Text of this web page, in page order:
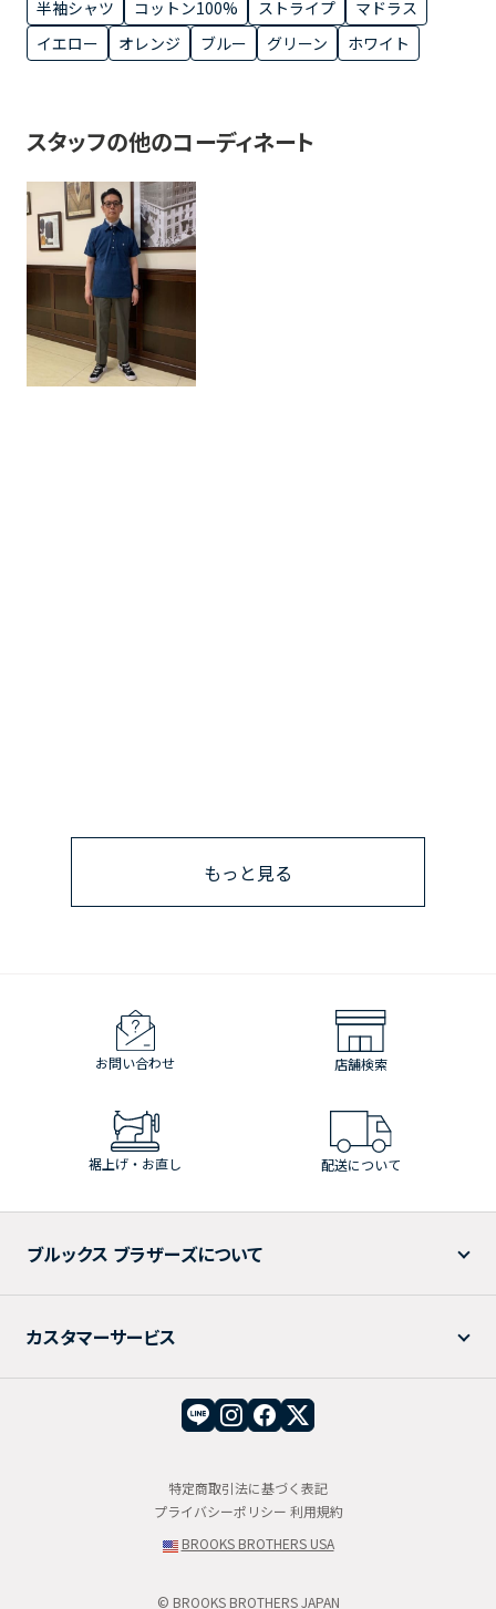
半袖シャツ
コットン100% ストライプ
マドラス
イエロー
オレンジ ブルー グリーン ホワイト
スタッフの他のコーディネート
もっと見る
お問い合わせ 店舗検索
裾上げ・お直し 配送について
ブルックス ブラザーズについて
カスタマーサービス
特定商取引法に基づく表記
プライバシーポリシー 利用規約
BROOKS BROTHERS USA
© BROOKS BROTHERS JAPAN